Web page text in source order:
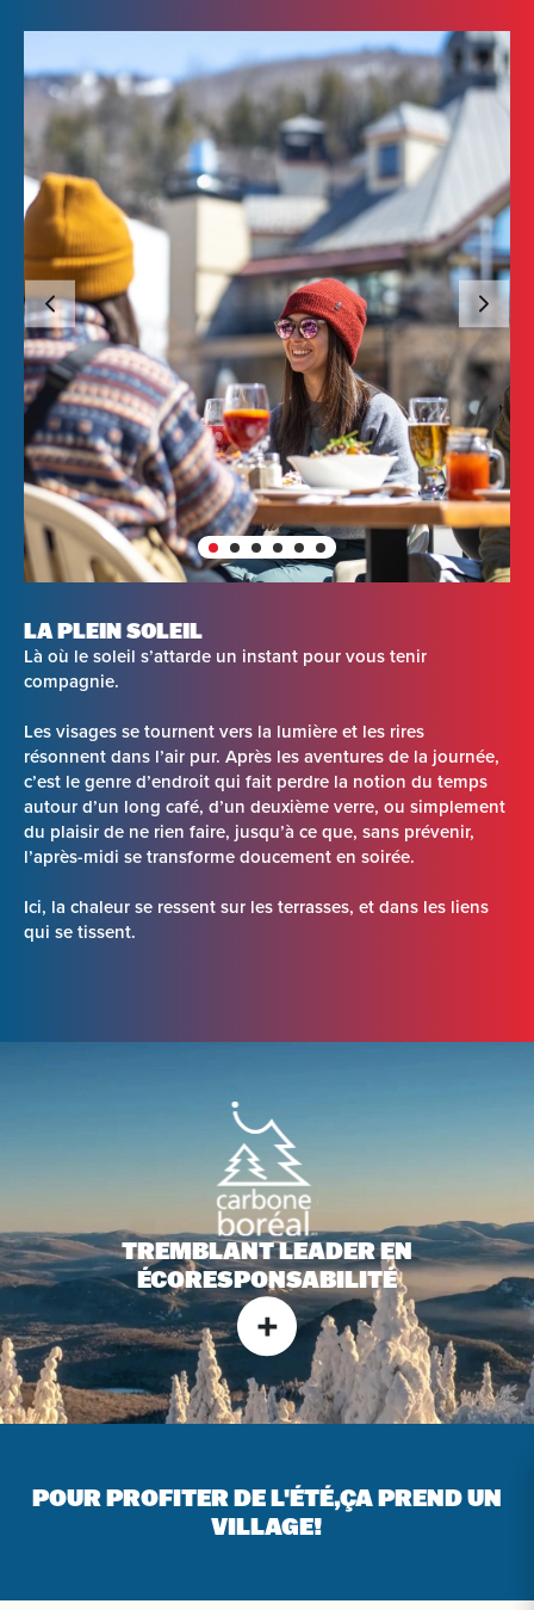
LA PLEIN SOLEIL
Là où le soleil s’attarde un instant pour vous tenir
compagnie.
Les visages se tournent vers la lumière et les rires
résonnent dans l’air pur. Après les aventures de la journée,
c’est le genre d’endroit qui fait perdre la notion du temps
autour d’un long café, d’un deuxième verre, ou simplement
du plaisir de ne rien faire, jusqu’à ce que, sans prévenir,
l’après-midi se transforme doucement en soirée.
Ici, la chaleur se ressent sur les terrasses, et dans les liens
qui se tissent.
TREMBLANT LEADER EN
ÉCORESPONSABILITÉ
POUR PROFITER DE L'ÉTÉ,ÇA PREND UN
VILLAGE!